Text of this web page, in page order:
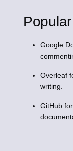
Google
Overleaf
writing.
GitHub